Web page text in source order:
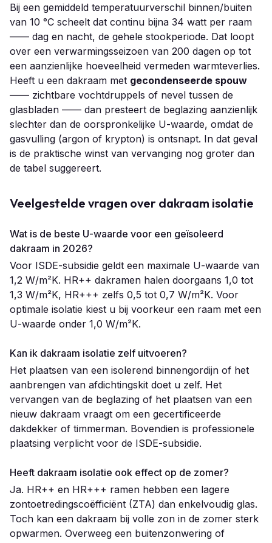
Bij een gemiddeld temperatuurverschil binnen/buiten
van 10 °C scheelt dat continu bijna 34 watt per raam
—— dag en nacht, de gehele stookperiode. Dat loopt
over een verwarmingsseizoen van 200 dagen op tot
een aanzienlijke hoeveelheid vermeden warmteverlies.
Heeft u een dakraam met gecondenseerde spouw
—— zichtbare vochtdruppels of nevel tussen de
glasbladen —— dan presteert de beglazing aanzienlijk
slechter dan de oorspronkelijke U-waarde, omdat de
gasvulling (argon of krypton) is ontsnapt. In dat geval
is de praktische winst van vervanging nog groter dan
de tabel suggereert.
Veelgestelde vragen over dakraam isolatie
Wat is de beste U-waarde voor een geïsoleerd
dakraam in 2026?
Voor ISDE-subsidie geldt een maximale U-waarde van
1,2 W/m²K. HR++ dakramen halen doorgaans 1,0 tot
1,3 W/m²K, HR+++ zelfs 0,5 tot 0,7 W/m²K. Voor
optimale isolatie kiest u bij voorkeur een raam met een
U-waarde onder 1,0 W/m²K.
Kan ik dakraam isolatie zelf uitvoeren?
Het plaatsen van een isolerend binnengordijn of het
aanbrengen van afdichtingskit doet u zelf. Het
vervangen van de beglazing of het plaatsen van een
nieuw dakraam vraagt om een gecertificeerde
dakdekker of timmerman. Bovendien is professionele
plaatsing verplicht voor de ISDE-subsidie.
Heeft dakraam isolatie ook effect op de zomer?
Ja. HR++ en HR+++ ramen hebben een lagere
zontoetredingscoëfficiënt (ZTA) dan enkelvoudig glas.
Toch kan een dakraam bij volle zon in de zomer sterk
opwarmen. Overweeg een buitenzonwering of